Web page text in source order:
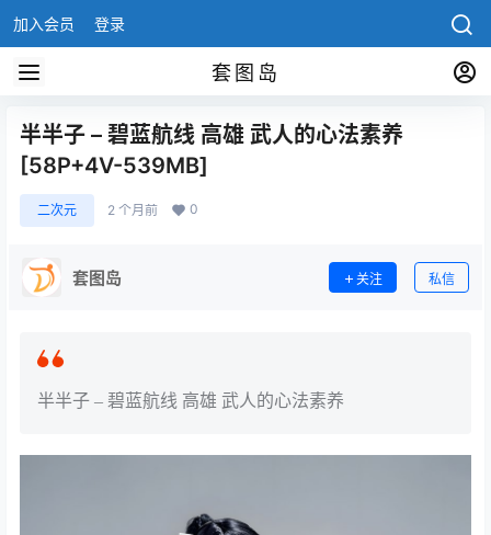
加入会员 登录
套图岛
半半子 – 碧蓝航线 高雄 武人的心法素养
[58P+4V-539MB]
二次元 2 个月前 0
套图岛 关注 私信
半半子 – 碧蓝航线 高雄 武人的心法素养